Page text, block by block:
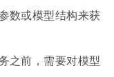
数或模型结构来获
之前，需要对模型